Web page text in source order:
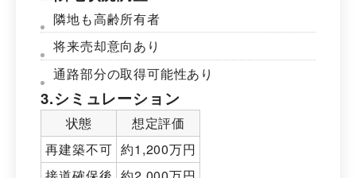
隣地も高齢所有者
将来売却意向あり
通路部分の取得可能性あり
3.シミュレーション
状態
想定評価
再建築不可 約1,200万円